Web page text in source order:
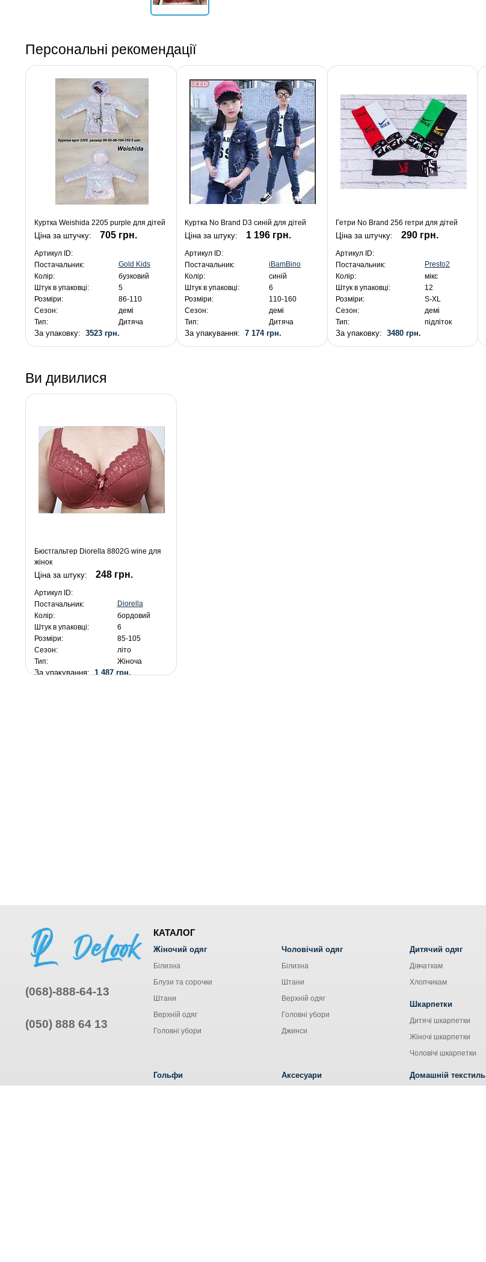
Персональні рекомендації
Куртка Weishida 2205 purple для дітей
Ціна за штучку: 705 грн.
Артикул ID:
Постачальник:
Gold Kids
Колір:
бузковий
Штук в упаковці:
5
Розміри:
86-110
Сезон:
демі
Тип:
Дитяча
За упаковку: 3523 грн.
Куртка No Brand D3 синій для дітей
Ціна за штуку: 1 196 грн.
Артикул ID:
Постачальник:
iBamBino
Колір:
синій
Штук в упаковці:
6
Розміри:
110-160
Сезон:
демі
Тип:
Дитяча
За упакування:7 174 грн.
Гетри No Brand 256 гетри для дітей
Ціна за штучку: 290 грн.
Артикул ID:
Постачальник:
Presto2
Колір:
мікс
Штук в упаковці:
12
Розміри:
S-XL
Сезон:
демі
Тип:
підліток
За упаковку:3480 грн.
Ви дивилися
Бюстгальтер Diorella 8802G wine для
жінок
Ціна за штуку: 248 грн.
Артикул ID:
Постачальник:
Diorella
Колір:
бордовий
Штук в упаковці:
6
Розміри:
85-105
Сезон:
літо
Тип:
Жіноча
За упакування:1 487 грн.
(068)-888-64-13
(050) 888 64 13
КАТАЛОГ
Жіночий одяг
Білизна
Блузи та сорочки
Штани
Верхній одяг
Головні убори
Чоловічий одяг
Білизна
Штани
Верхній одяг
Головні убори
Джинси
Дитячий одяг
Дівчаткам
Хлопчикам
Шкарпетки
Дитячі шкарпетки
Жіночі шкарпетки
Чоловічі шкарпетки
Гольфи Аксесуари Домашній текстиль